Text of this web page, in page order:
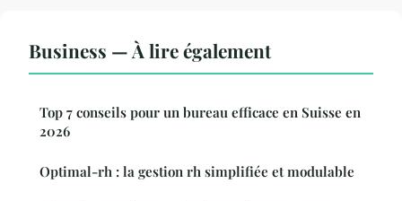
Business — À lire également
Top 7 conseils pour un bureau efficace en Suisse en
2026
Optimal-rh : la gestion rh simplifiée et modulable